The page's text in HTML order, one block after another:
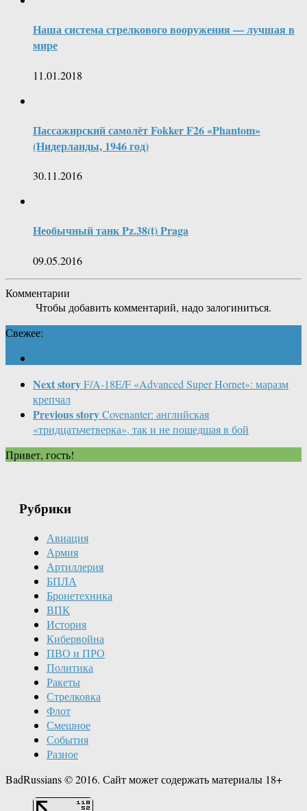
Наша система стрелкового вооружения — лучшая в
мире
11.01.2018
Пассажирский самолёт Fokker F26 «Phantom»
(Нидерланды, 1946 год)
30.11.2016
Необычный танк Pz.38(t) Praga
09.05.2016
Комментарии
Чтобы добавить комментарий, надо залогиниться.
Свежее:
Next storyF/A-18E/F «Advanced Super Hornet»: маразм
крепчал
Previous storyCovenanter: английская
«тридцатьчетверка», так и не пошедшая в бой
Привет, гость!
Рубрики
Авиация
Армия
Артиллерия
БПЛА
Бронетехника
ВПК
История
Кибервойна
ПВО и ПРО
Политика
Ракеты
Стрелковка
Флот
Смешное
События
Разное
BadRussians © 2016. Сайт может содержать материалы 18+